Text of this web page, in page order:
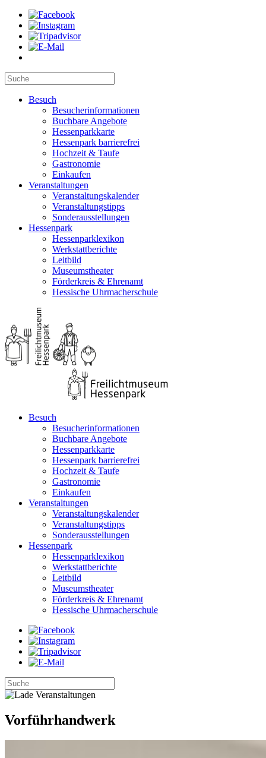
Besuch
Besucherinformationen
Buchbare Angebote
Hessenparkkarte
Hessenpark barrierefrei
Hochzeit & Taufe
Gastronomie
Einkaufen
Veranstaltungen
Veranstaltungskalender
Veranstaltungstipps
Sonderausstellungen
Hessenpark
Hessenparklexikon
Werkstattberichte
Leitbild
Museumstheater
Förderkreis & Ehrenamt
Hessische Uhrmacherschule
Besuch
Besucherinformationen
Buchbare Angebote
Hessenparkkarte
Hessenpark barrierefrei
Hochzeit & Taufe
Gastronomie
Einkaufen
Veranstaltungen
Veranstaltungskalender
Veranstaltungstipps
Sonderausstellungen
Hessenpark
Hessenparklexikon
Werkstattberichte
Leitbild
Museumstheater
Förderkreis & Ehrenamt
Hessische Uhrmacherschule
Vorführhandwerk